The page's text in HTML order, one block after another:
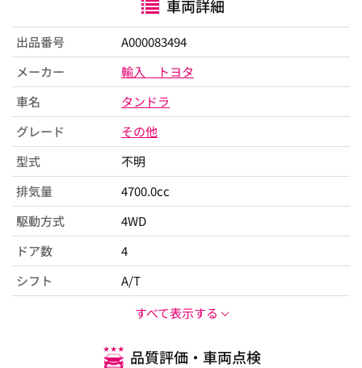
車両詳細
出品番号
A000083494
メーカー
輸入 トヨタ
車名
タンドラ
グレード
その他
型式
不明
排気量
4700.0cc
駆動方式
4WD
ドア数
4
シフト
A/T
すべて表示する
品質評価・車両点検